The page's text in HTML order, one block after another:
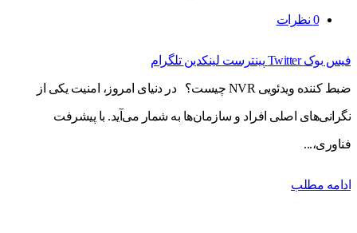
0 نظرات
فیس بوک Twitter پینترست لینکدین تلگرام
ضبط کننده ویدئویی NVR چیست؟ در دنیای امروز، امنیت یکی از
نگرانی‌های اصلی افراد و سازمان‌ها به شمار می‌آید. با پیشرفت
فناوری،...
ادامه مطلب